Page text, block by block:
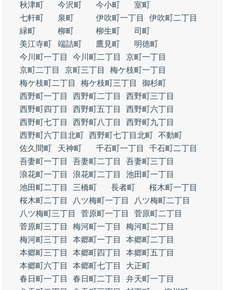
秋津町
今沢町 今小町
室町
七軒町
泉町 伊吹町一丁目
伊吹町二丁目
緑町
柳町 柳生町
司町
美江寺町
端詰町 鷹見町
明徳町
今川町一丁目
今川町二丁目
京町一丁目
京町二丁目
京町三丁目
梅ケ枝町一丁目
梅ケ枝町二丁目
梅ケ枝町三丁目
御杉町
西野町一丁目
西野町二丁目
西野町三丁目
西野町四丁目
西野町五丁目
西野町六丁目
西野町七丁目
西野町八丁目
西野町九丁目
西野町六丁目北町 西野町七丁目北町 不動町
佐久間町
天神町 千石町一丁目
千石町二丁目
吾妻町一丁目
吾妻町二丁目
吾妻町三丁目
浪花町一丁目
浪花町二丁目
池田町一丁目
池田町二丁目
三橋町 長者町
桜木町一丁目
桜木町二丁目
八ツ梅町一丁目
八ツ梅町二丁目
八ツ梅町三丁目
菅原町一丁目
菅原町二丁目
菅原町三丁目
梅河町一丁目
梅河町二丁目
梅河町三丁目
本郷町一丁目
本郷町二丁目
本郷町三丁目
本郷町四丁目
本郷町五丁目
本郷町六丁目
本郷町七丁目
大正町
春日町一丁目
春日町二丁目
弁天町一丁目